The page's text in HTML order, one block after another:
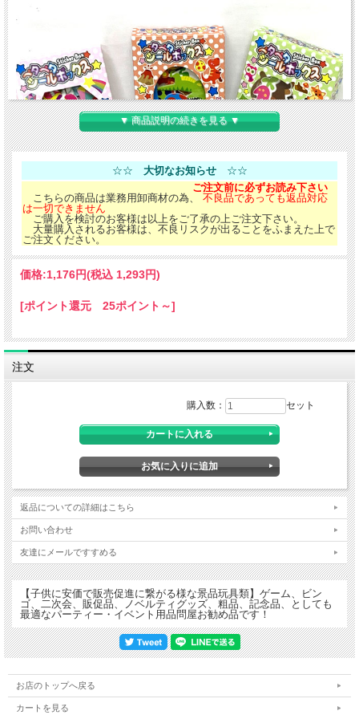
ふわふわした厚みのある可愛いシールです。 種類アソート。
▼ 商品説明の続きを見る ▼
☆☆ 大切なお知らせ☆☆
ご注文前に必ずお読み下さい
こちらの商品は業務用卸商材の為、
不良品であっても返品対応
は一切できません
ご購入を検討のお客様は以上をご了承の上ご注文下さい。
大量購入されるお客様は、不良リスクが出ることをふまえた上で
ご注文ください。
価格:1,176円(税込 1,293円)
[ポイント還元 25ポイント～]
注文
購入数： セット
返品についての詳細はこちら
お問い合わせ
友達にメールですすめる
【子供に安価で販売促進に繋がる様な景品玩具類】ゲーム、ビン
ゴ、二次会、販促品、ノベルティグッズ、粗品、記念品、としても
最適なパーティー・イベント用品問屋お勧め品です！
お店のトップへ戻る
カートを見る